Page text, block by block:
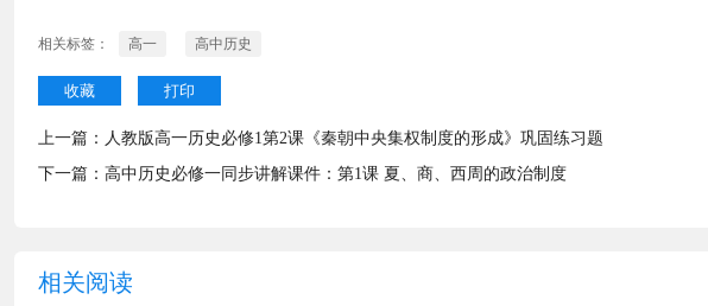
相关标签： 高一 高中历史
收藏 打印
上一篇： 人教版高一历史必修1第2课《秦朝中央集权制度的形成》巩固练习题
下一篇： 高中历史必修一同步讲解课件：第1课 夏、商、西周的政治制度
相关阅读